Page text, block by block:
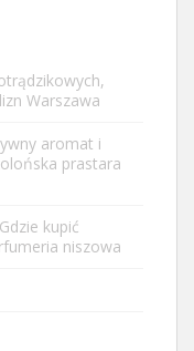
Warszawa
aromat i
prastara
kupić
niszowa